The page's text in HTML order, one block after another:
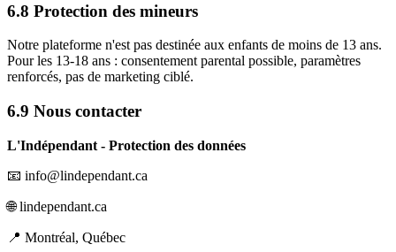
6.8 Protection des mineurs
Notre plateforme n'est pas destinée aux enfants de moins de 13 ans.
Pour les 13-18 ans : consentement parental possible, paramètres
renforcés, pas de marketing ciblé.
6.9 Nous contacter
L'Indépendant - Protection des données
📧 info@lindependant.ca
🌐 lindependant.ca
📍 Montréal, Québec